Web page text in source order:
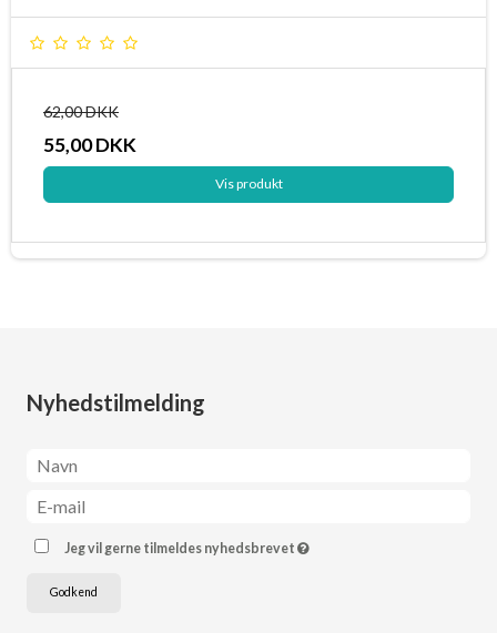
62,00 DKK
55,00 DKK
Vis produkt
Nyhedstilmelding
Jeg vil gerne tilmeldes nyhedsbrevet
Godkend